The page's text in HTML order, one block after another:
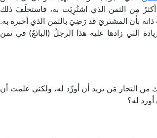
مِن الثمن الذي اشتُرِيَت به، فاستحلَفَ ذلك
بأن المشتريَ قد رَضِيَ بالثمن الذي أخبره به.
التي زادها عليه هذا الرجلُ (البائعُ) في ثمن
التجار مَن يريد أن أورِّد له، ولكني علمت أن
له؟